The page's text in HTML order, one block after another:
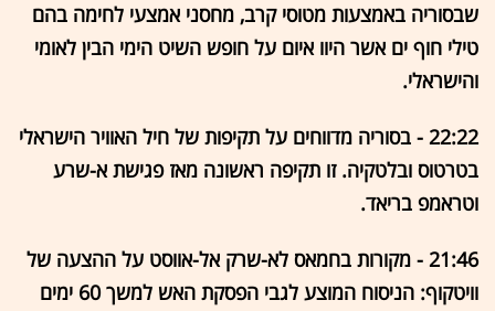
שבסוריה באמצעות מטוסי קרב, מחסני אמצעי לחימה בהם
טילי חוף ים אשר היוו איום על חופש השיט הימי הבין לאומי
והישראלי.
22:22 - בסוריה מדווחים על תקיפות של חיל האוויר הישראלי
בטרטוס ובלטקיה. זו תקיפה ראשונה מאז פגישת א-שרע
וטראמפ בריאד.
21:46 - מקורות בחמאס לא-שרק אל-אווסט על ההצעה של
וויטקוף: הניסוח המוצע לגבי הפסקת האש למשך 60 ימים